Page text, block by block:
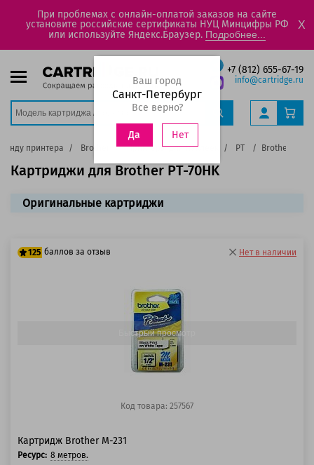
При проблемах с онлайн-оплатой заказов на сайте
установите российские сертификаты НУЦ Минцифры РФ
или используйте Яндекс.Браузер. Подробнее...
X
+7 (812) 655-67-19
info@cartridge.ru
Ваш город
Санкт-Петербург
Все верно?
Да Нет
принтера Brother Принтеры для наклеек PT Brother PT-
Картриджи для Brother PT-70HK
Оригинальные картриджи
125 баллов за отзыв Нет в наличии
Быстрый просмотр
Код товара: 257567
Картридж Brother M-231
Ресурс: 8 метров.